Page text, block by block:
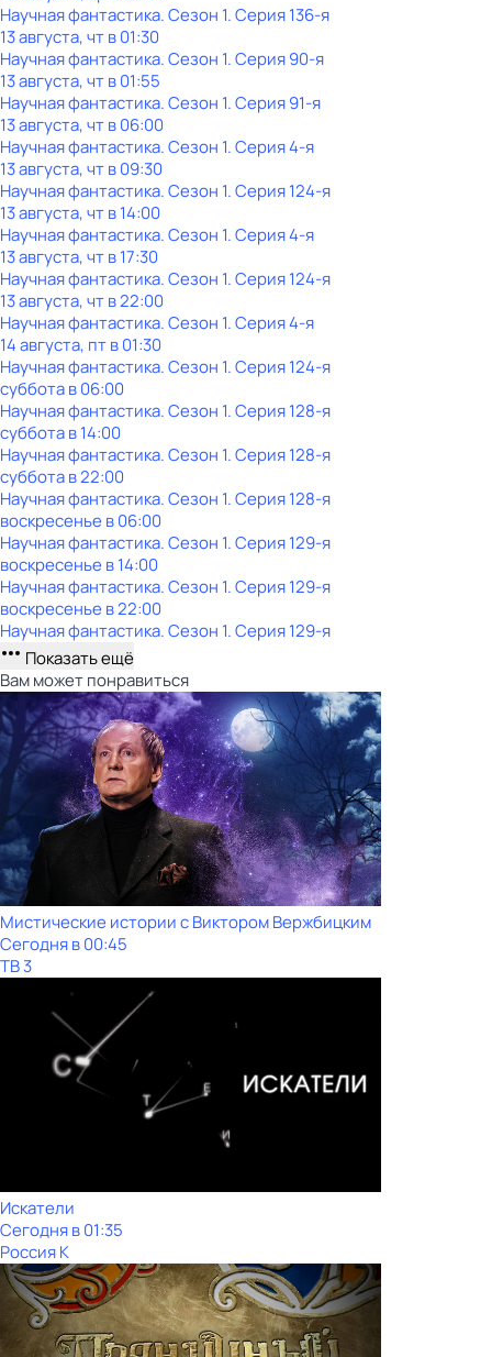
Научная фантастика. Сезон 1. Серия 136-я
13 августа, чт в 01:30
Научная фантастика. Сезон 1. Серия 90-я
13 августа, чт в 01:55
Научная фантастика. Сезон 1. Серия 91-я
13 августа, чт в 06:00
Научная фантастика. Сезон 1. Серия 4-я
13 августа, чт в 09:30
Научная фантастика. Сезон 1. Серия 124-я
13 августа, чт в 14:00
Научная фантастика. Сезон 1. Серия 4-я
13 августа, чт в 17:30
Научная фантастика. Сезон 1. Серия 124-я
13 августа, чт в 22:00
Научная фантастика. Сезон 1. Серия 4-я
14 августа, пт в 01:30
Научная фантастика. Сезон 1. Серия 124-я
субботав06:00
Научная фантастика. Сезон 1. Серия 128-я
субботав14:00
Научная фантастика. Сезон 1. Серия 128-я
субботав22:00
Научная фантастика. Сезон 1. Серия 128-я
воскресенье в06:00
Научная фантастика. Сезон 1. Серия 129-я
воскресенье в14:00
Научная фантастика. Сезон 1. Серия 129-я
воскресенье в22:00
Научная фантастика. Сезон 1. Серия 129-я
Показать ещё
Вам может понравиться
Мистические истории с Виктoром Bержбицким
Сегодня в 00:45
ТВ 3
Искатели
Сегодня в 01:35
Россия К